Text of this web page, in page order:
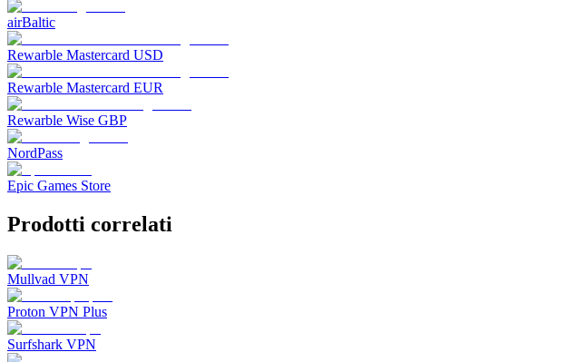
airBaltic
Rewarble Mastercard USD
Rewarble Mastercard EUR
Rewarble Wise GBP
NordPass
Epic Games Store
Prodotti correlati
Mullvad VPN
Proton VPN Plus
Surfshark VPN